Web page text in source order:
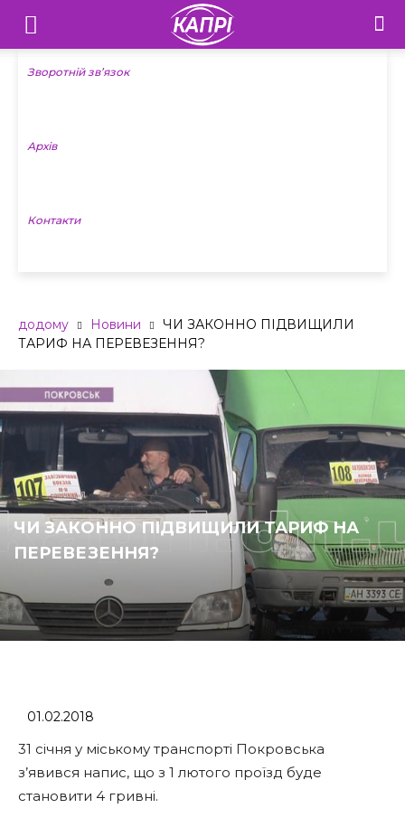
Телебачення
«Капрі»
Новини
Зворотній зв’язок
Архів
Контакти
додому Новини
ЧИ ЗАКОННО ПІДВИЩИЛИ
ТАРИФ НА ПЕРЕВЕЗЕННЯ?
ЧИ ЗАКОННО ПІДВИЩИЛИ ТАРИФ НА
ПЕРЕВЕЗЕННЯ?
01.02.2018
31 січня у міському транспорті Покровська
з’явився напис, що з 1 лютого проїзд буде
становити 4 гривні.